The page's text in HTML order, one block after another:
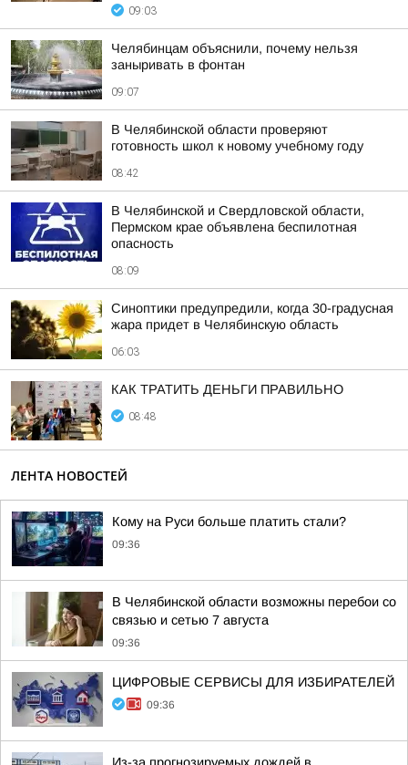
09:03
Челябинцам объяснили, почему нельзя
заныривать в фонтан
09:07
В Челябинской области проверяют
готовность школ к новому учебному году
08:42
В Челябинской и Свердловской области,
Пермском крае объявлена беспилотная
опасность
08:09
Синоптики предупредили, когда 30-градусная
жара придет в Челябинскую область
06:03
КАК ТРАТИТЬ ДЕНЬГИ ПРАВИЛЬНО
08:48
ЛЕНТА НОВОСТЕЙ
Кому на Руси больше платить стали?
09:36
В Челябинской области возможны перебои со
связью и сетью 7 августа
09:36
ЦИФРОВЫЕ СЕРВИСЫ ДЛЯ ИЗБИРАТЕЛЕЙ
09:36